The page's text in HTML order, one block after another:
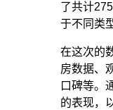
了共计
于不同类
在这次的
房数据、
口碑等。
的表现，